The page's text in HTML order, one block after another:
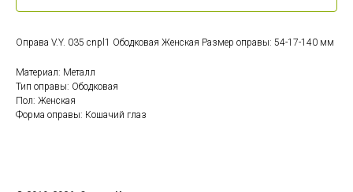
Оправа V.Y. 035 cnpl1 Ободковая Женская Размер оправы: 54-17-140 мм
Материал: Металл
Тип оправы: Ободковая
Пол: Женская
Форма оправы: Кошачий глаз